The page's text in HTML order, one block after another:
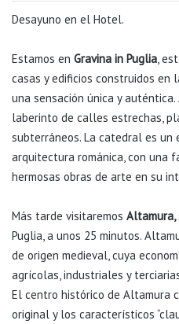
Desayuno en el Hotel.
Estamos en Gravina in Puglia,
casas y edificios construidos en
una sensación única y
laberinto de calles estrechas,
subterráneos. La catedral es
arquitectura románica, con una
hermosas obras de arte en su
Más tarde visitaremos Altamura,
Puglia, a unos 25 minutos.
de origen medieval, cuya
agrícolas, industriales y
El centro histórico de Altamura
original y los característicos